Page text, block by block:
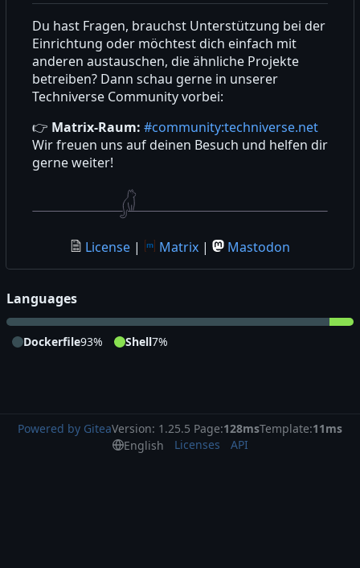
Du hast Fragen, brauchst Unterstützung bei der
Einrichtung oder möchtest dich einfach mit
anderen austauschen, die ähnliche Projekte
betreiben? Dann schau gerne in unserer
Techniverse Community vorbei:
👉 Matrix-Raum: #community:techniverse.net
Wir freuen uns auf deinen Besuch und helfen dir
gerne weiter!
License | Matrix | Mastodon
Languages
Dockerfile93% Shell7%
Powered by GiteaVersion: 1.25.5 Page:128msTemplate:11ms
English
Licenses API